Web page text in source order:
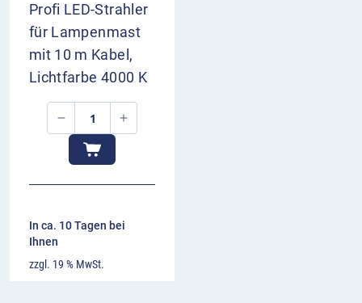
Profi LED-Strahler
für Lampenmast
mit 10 m Kabel,
Lichtfarbe 4000 K
In ca. 10 Tagen bei
Ihnen
zzgl. 19 % MwSt.